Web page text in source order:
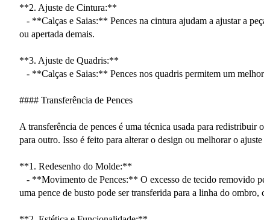
**2. Ajuste de Cintura:**
- **Calças e Saias:** Pences na cintura ajudam a ajustar a
ou apertada demais.
**3. Ajuste de Quadris:**
- **Calças e Saias:** Pences nos quadris permitem um
#### Transferência de Pences
A transferência de pences é uma técnica usada para
para outro. Isso é feito para alterar o design ou melhorar o
**1. Redesenho do Molde:**
- **Movimento de Pences:** O excesso de tecido removido
uma pence de busto pode ser transferida para a linha do